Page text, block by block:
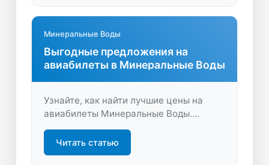
Минеральные Воды
Выгодные предложения на
авиабилеты в Минеральные Воды
Узнайте, как найти лучшие цены на
авиабилеты Минеральные Воды.
Сравнивайте предложения и экономьте
время и деньги на поиске удобных
рейсов. Путешествуйте выгодно,
Читать статью